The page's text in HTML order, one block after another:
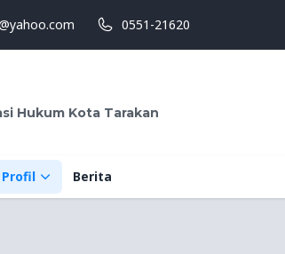
0551-21620
Hukum Kota Tarakan
Profil Berita